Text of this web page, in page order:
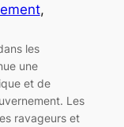
les
une
et de
Les
ravageurs et